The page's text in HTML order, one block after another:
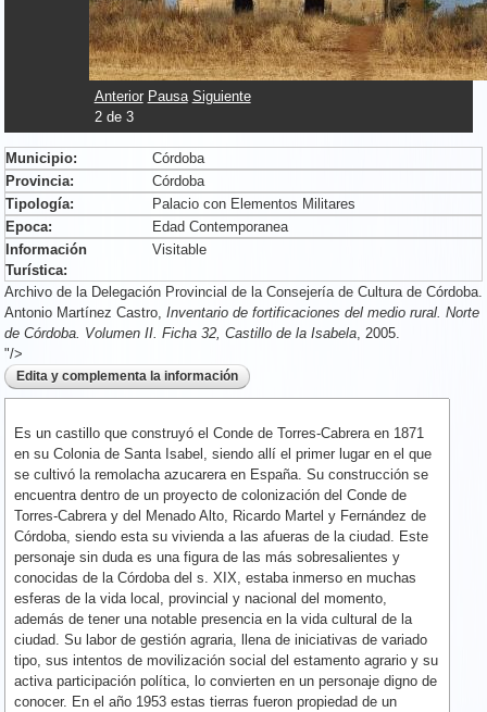
Anterior Pausa Siguiente
2de 3
Municipio:
Córdoba
Provincia:
Córdoba
Tipología:
Palacio con Elementos Militares
Epoca:
Edad Contemporanea
Información
Turística:
Visitable
Archivo de la Delegación Provincial de la Consejería de Cultura de Córdoba.
Antonio Martínez Castro, Inventario de fortificaciones del medio rural. Norte
de Córdoba. Volumen II. Ficha 32, Castillo de la Isabela, 2005.
"/>
Es un castillo que construyó el Conde de Torres-Cabrera en 1871
en su Colonia de Santa Isabel, siendo allí el primer lugar en el que
se cultivó la remolacha azucarera en España. Su construcción se
encuentra dentro de un proyecto de colonización del Conde de
Torres-Cabrera y del Menado Alto, Ricardo Martel y Fernández de
Córdoba, siendo esta su vivienda a las afueras de la ciudad. Este
personaje sin duda es una figura de las más sobresalientes y
conocidas de la Córdoba del s. XIX, estaba inmerso en muchas
esferas de la vida local, provincial y nacional del momento,
además de tener una notable presencia en la vida cultural de la
ciudad. Su labor de gestión agraria, llena de iniciativas de variado
tipo, sus intentos de movilización social del estamento agrario y su
activa participación política, lo convierten en un personaje digno de
conocer. En el año 1953 estas tierras fueron propiedad de un